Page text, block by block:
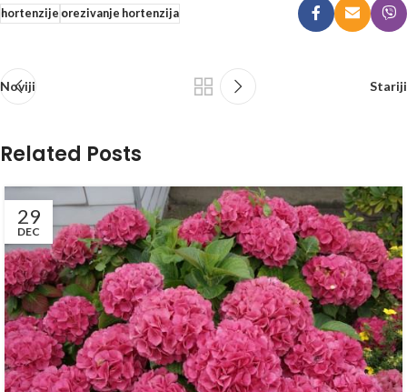
hortenzije orezivanje hortenzija
Noviji Stariji
Related Posts
29
DEC